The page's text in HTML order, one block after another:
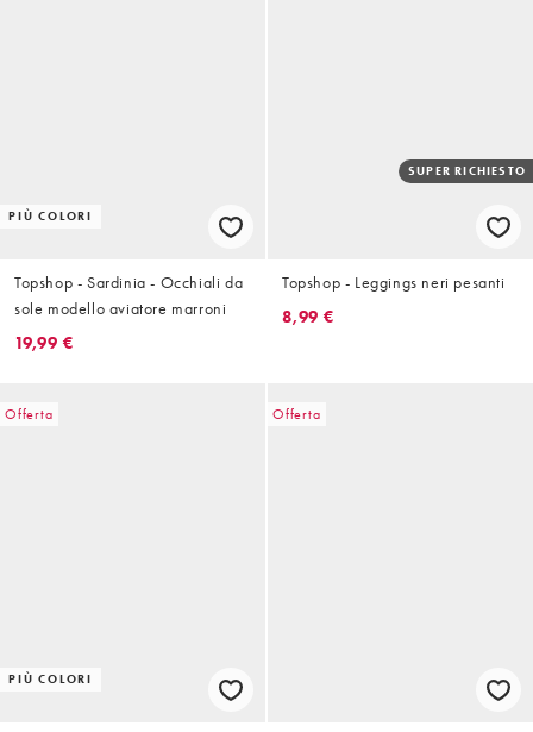
PIÙ COLORI
Topshop - Sardinia - Occhiali da
sole modello aviatore marroni
19,99 €
SUPER RICHIESTO
Topshop - Leggings neri pesanti
8,99 €
Offerta
PIÙ COLORI
Offerta